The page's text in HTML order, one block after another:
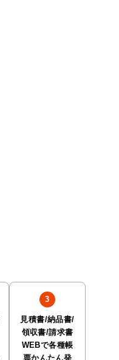
見積書/納品書/
領収書/請求書
WEBで各種帳
票かんたん発